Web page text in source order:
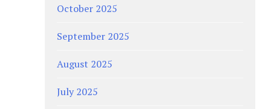
October 2025
September 2025
August 2025
July 2025